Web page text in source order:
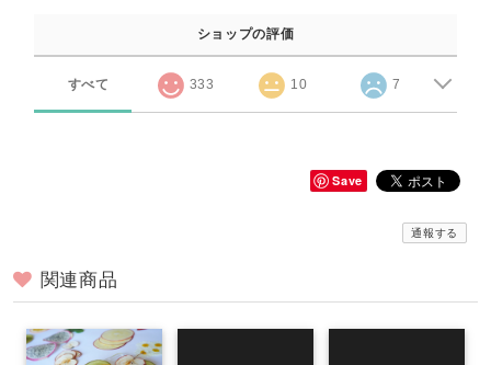
ショップの評価
すべて 333 10 7
Save
通報する
関連商品